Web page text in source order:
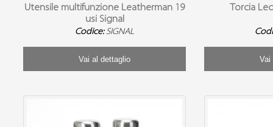
Utensile multifunzione Leatherman 19
usi Signal
Codice: SIGNAL
Vai al dettaglio
Torcia
Vai